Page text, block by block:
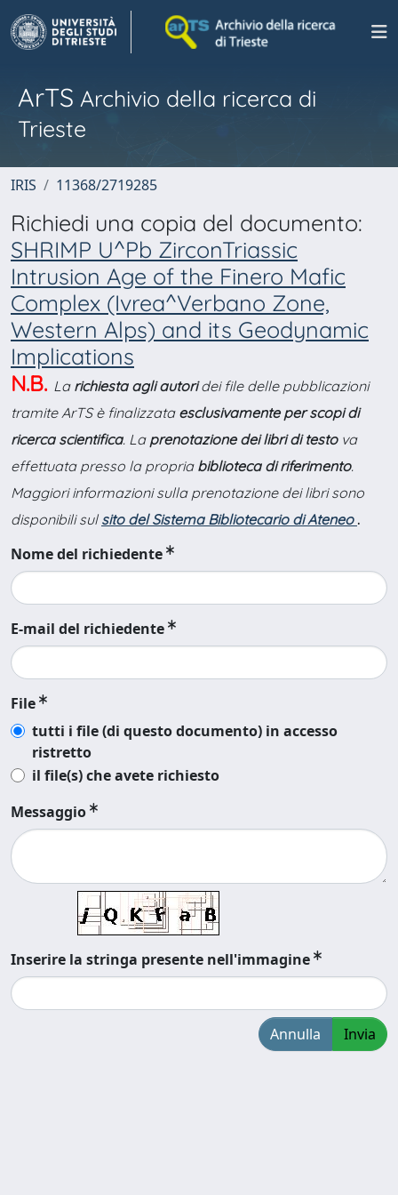
ArTS Archivio della ricerca di
Trieste
IRIS 11368/2719285
Richiedi una copia del documento:
SHRIMP U^Pb ZirconTriassic
Intrusion Age of the Finero Mafic
Complex (Ivrea^Verbano Zone,
Western Alps) and its Geodynamic
Implications
N.B. La richiesta agli autoridei file delle pubblicazioni
tramite ArTS è finalizzata esclusivamente per scopi di
ricerca scientifica. La prenotazione dei libri di testova
effettuata presso la propria biblioteca di riferimento.
Maggiori informazioni sulla prenotazione dei libri sono
disponibili sul sito del Sistema Bibliotecario di Ateneo .
Nome del richiedente
E-mail del richiedente
File
tutti i file (di questo documento) in accesso
ristretto
il file(s) che avete richiesto
Messaggio
Inserire la stringa presente nell'immagine
Annulla Invia